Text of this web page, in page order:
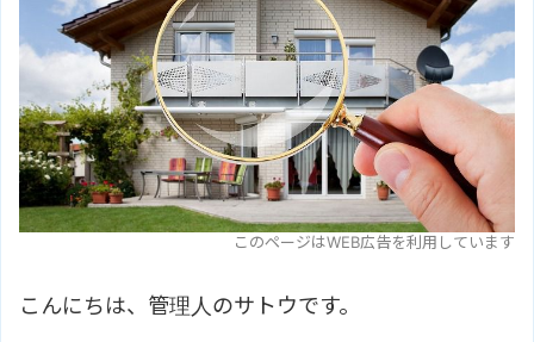
このページはWEB広告を利用しています
こんにちは、管理人のサトウです。